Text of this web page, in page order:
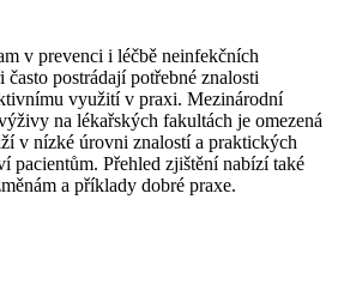
v prevenci i léčbě neinfekčních
postrádají potřebné znalosti
využití v praxi. Mezinárodní
na lékařských fakultách je omezená
v nízké úrovni znalostí a praktických
pacientům. Přehled zjištění nabízí také
a příklady dobré praxe.